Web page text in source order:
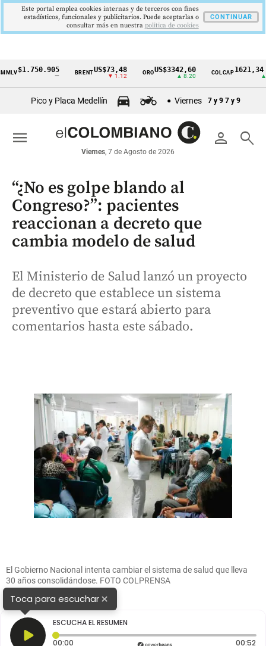
Cintillo
económicos
Colombia
BRENT US$73,48
▼ 1.12
ORO US$3342,60 COLCAP1621,34 pts
Pico y Placa Medellín Viernes 7 y 9 7 y 9
person search
Viernes, 7 de Agosto de 2026
menu
“¿No es golpe blando al
Congreso?”: pacientes
reaccionan a decreto que
cambia modelo de salud
El Ministerio de Salud lanzó un proyecto
de decreto que establece un sistema
preventivo que estará abierto para
comentarios hasta este sábado.
El Gobierno Nacional intenta cambiar el sistema de salud que lleva
30 años consolidándose. FOTO COLPRENSA
Toca para escuchar×
ESCUCHA EL RESUMEN
00:00 Tiempo transcurrido: 0 segundos 00:52
Este portal emplea cookies internas y de terceros con fines
estadísticos, funcionales y publicitarios. Puede aceptarlas o
consultar más en nuestra politica de cookies
CONTINUAR